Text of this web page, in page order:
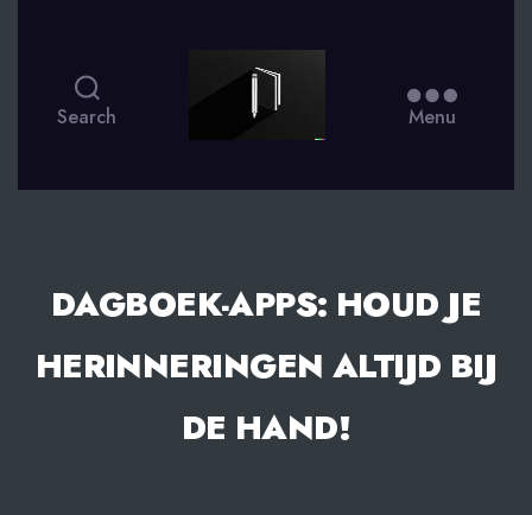
Search Menu
DAGBOEK-APPS: HOUD JE
HERINNERINGEN ALTIJD BIJ
DE HAND!